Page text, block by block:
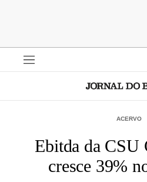
ACERVO
Ebitda da CSU
cresce 39%